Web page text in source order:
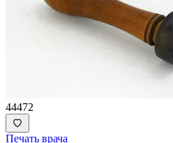
44472
Печать врача